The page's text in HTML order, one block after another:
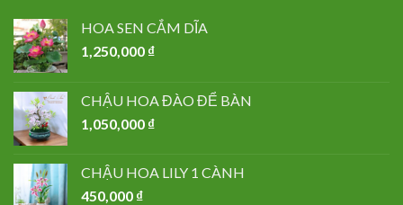
HOA SEN CẮM DĨA
1,250,000 ₫
CHẬU HOA ĐÀO ĐỂ BÀN
1,050,000 ₫
CHẬU HOA LILY 1 CÀNH
450,000 ₫